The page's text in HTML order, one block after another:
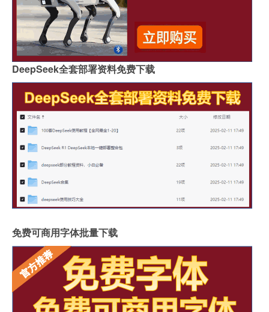
DeepSeek全套部署资料免费下载
免费可商用字体批量下载